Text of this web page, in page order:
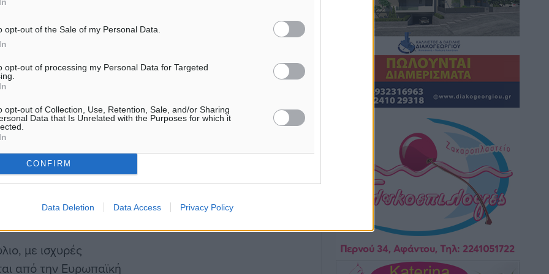
opt-out of the Sale of my Personal Data.
opt-out of processing my Personal Data for Targeted
opt-out of Collection, Use, Retention, Sale, and/or Sharing
Data that Is Unrelated with the Purposes for which it
CONFIRM
Data Deletion Data Access Privacy Policy
αιώνα, χωρίς
λογοδοσία, γεγονός που
και εθνικής
τη λήξη των
η μέση υπολειπόμενη
τα 33 έτη. Ο κ. Τσίπρας
Κυβέρνηση τη χώρα για
με ισχυρές
από την Ευρωπαϊκή
• πριν 4 ώρες
Γ. Χατζημάρκος: “Δύο μεγάλες
δεσμεύσεις Γεωργιάδη” – Κίνητρα για
τους γιατρούς των νησιών και
συνεργασία Ρόδου με το Αττικόν για το
Ακτινοθεραπευτικό
πριν 4 ώρες
Σούπερ μάρκετ: Διευρύνεται η εθνική
πρωτοβουλία για τις τιμές – Eρχονται
νέες συμμετοχές εταιρειών
• πριν 4 ώρες
Συνελήφθησαν έξι άτομα για
ηχορύπανση από καταστήματα στο
Νότιο Αιγαίο